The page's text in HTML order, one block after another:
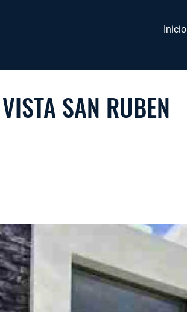
Inicio
SAN RUBEN